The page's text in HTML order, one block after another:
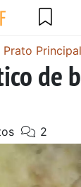
Prato Principal
de